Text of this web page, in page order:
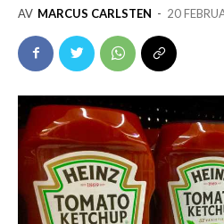
AV MARCUS CARLSTEN - 20